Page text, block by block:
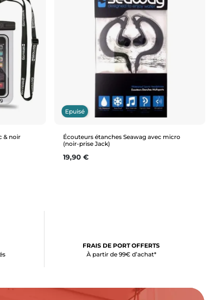
& noir
Epuisé
Écouteurs étanches Seawag avec micro
(noir-prise Jack)
Prix
19,90 €
FRAIS DE PORT OFFERTS
À partir de 99€ d’achat*